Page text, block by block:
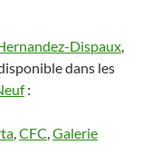
Dispaux,
dans les
:
,CFC,Galerie